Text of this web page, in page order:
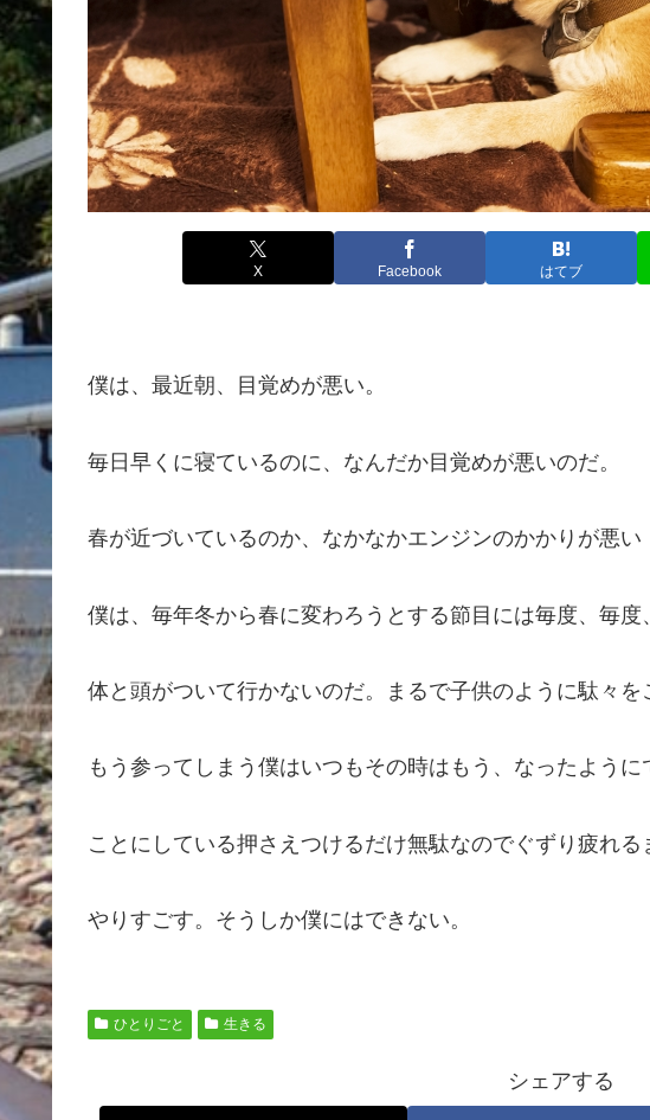
X Facebook はてブ
僕は、最近朝、目覚めが悪い。
毎日早くに寝ているのに、なんだか目覚めが悪いのだ。
春が近づいているのか、なかなかエンジンのかかりが悪い
僕は、毎年冬から春に変わろうとする節目には毎度、毎度
体と頭がついて行かないのだ。まるで子供のように駄々を
もう参ってしまう僕はいつもその時はもう、なったよう
ことにしている押さえつけるだけ無駄なのでぐずり疲れる
やりすごす。そうしか僕にはできない。
ひとりごと 生きる
シェアする